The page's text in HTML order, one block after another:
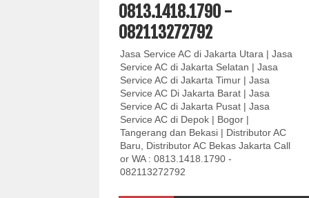
0813.1418.1790 -
082113272792
Jasa Service AC di Jakarta Utara | Jasa
Service AC di Jakarta Selatan | Jasa
Service AC di Jakarta Timur | Jasa
Service AC Di Jakarta Barat | Jasa
Service AC di Jakarta Pusat | Jasa
Service AC di Depok | Bogor |
Tangerang dan Bekasi | Distributor AC
Baru, Distributor AC Bekas Jakarta Call
or WA : 0813.1418.1790 -
082113272792